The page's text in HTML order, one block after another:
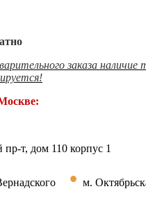
заказа наличие
т, дом 110 корпус 1
• м.